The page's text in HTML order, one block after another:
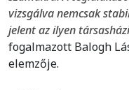
vizsgálva nemcsak
jelent az ilyen
fogalmazott Balogh
elemzője.